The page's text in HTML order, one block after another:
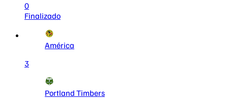
0
Finalizado
América
3
Portland Timbers